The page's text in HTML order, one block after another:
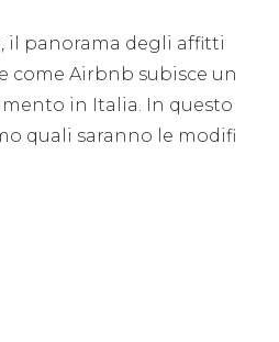
il panorama degli affitti
come Airbnb subisce un
in Italia. In questo
quali saranno le modifi